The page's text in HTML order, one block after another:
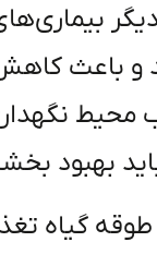
و باعث
بهبود
طوقه گیاه